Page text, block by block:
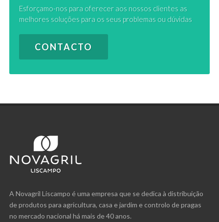
Esforçamo-nos para oferecer aos nossos clientes as
melhores soluções para os seus problemas ou dúvidas
CONTACTO
A Novagril Liscampo é uma empresa que se dedica à distribuição
de produtos para agricultura, casa e jardim e controlo de pragas
no mercado nacional há mais de 40 anos.